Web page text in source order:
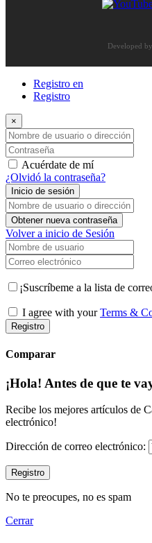
Developed
Registro en
Registro
×
Nombre de usuario o dirección
Contraseña
Acuérdate de mí
¿Olvidó la contraseña?
Inicio de sesión
Nombre de usuario o dirección
Obtener nueva contraseña
Volver a inicio de Sesión
Nombre de usuario
Correo electrónico
¡Suscríbeme a la lista de
I agree with yourTerms &
Registro
Comparar
¡Hola! Antes de que te
Recibe los mejores artículos de
electrónico!
Dirección de correo electrónico:
No te preocupes, no es spam
Cerrar